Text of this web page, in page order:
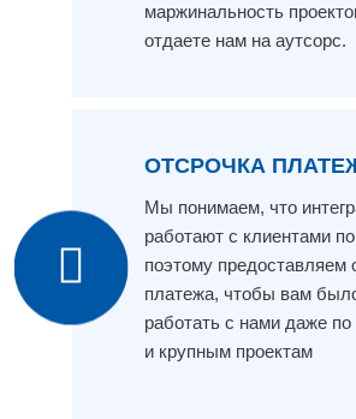
маржинальность
отдаете нам на аутсорс.
ОТСРОЧКА
Мы понимаем, что
работают с клиентами
поэтому предоставляем
платежа, чтобы вам
работать с нами даже
и крупным проектам